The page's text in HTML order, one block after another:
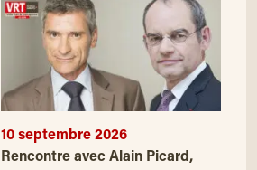
10 septembre 2026
Rencontre avec Alain Picard,